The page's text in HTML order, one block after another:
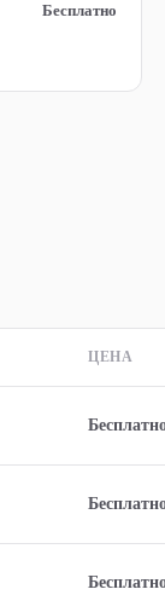
Бесплатно
ЦЕНА